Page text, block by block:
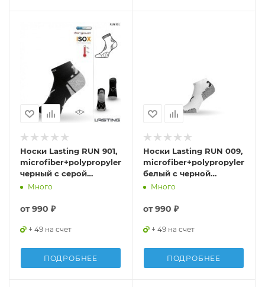
Носки Lasting RUN 901,
microfiber+polypropylene,
черный с серой
полоской, размер S ,
Много
от990 ₽
+ 49 на счет
ПОДРОБНЕЕ
Носки Lasting RUN 009,
microfiber+polypropylene,
белый с черной
полоской, размер S,
Много
от990 ₽
+ 49 на счет
ПОДРОБНЕЕ